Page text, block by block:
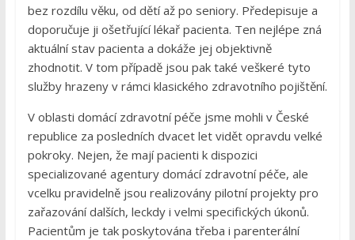
bez rozdílu věku, od dětí až po seniory. Předepisuje a
doporučuje ji ošetřující lékař pacienta. Ten nejlépe zná
aktuální stav pacienta a dokáže jej objektivně
zhodnotit. V tom případě jsou pak také veškeré tyto
služby hrazeny v rámci klasického zdravotního pojištění.
V oblasti domácí zdravotní péče jsme mohli v České
republice za posledních dvacet let vidět opravdu velké
pokroky. Nejen, že mají pacienti k dispozici
specializované agentury domácí zdravotní péče, ale
vcelku pravidelně jsou realizovány pilotní projekty pro
zařazování dalších, leckdy i velmi specifických úkonů.
Pacientům je tak poskytována třeba i parenterální